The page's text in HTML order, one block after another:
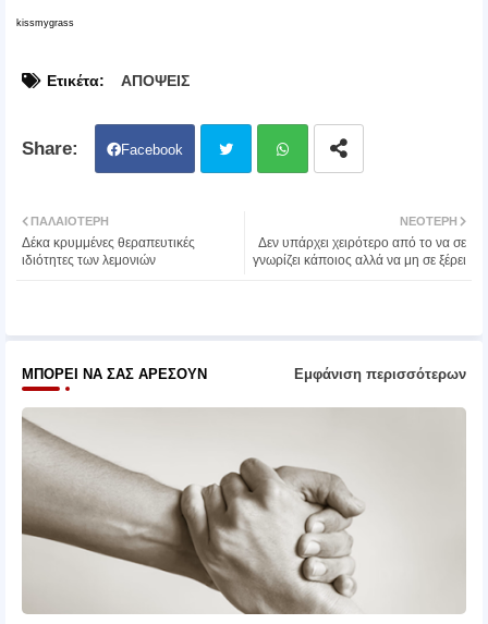
kissmygrass
Ετικέτα: ΑΠΟΨΕΙΣ
Facebook
atsa
ΝΕΌΤΕΡΗ
Δεν υπάρχει χειρότερο από το να σε
γνωρίζει κάποιος αλλά να μη σε ξέρει
ΠΑΛΑΙΌΤΕΡΗ
Δέκα κρυμμένες θεραπευτικές
ιδιότητες των λεμονιών
ΜΠΟΡΕΊ ΝΑ ΣΑΣ ΑΡΈΣΟΥΝ Εμφάνιση περισσότερων